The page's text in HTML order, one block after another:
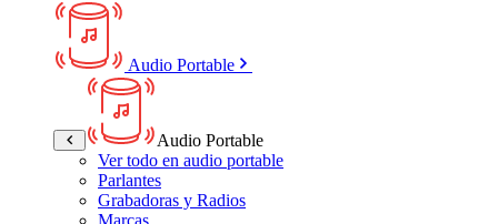
Audio Portable
Audio Portable
Ver todo en audio portable
Parlantes
Grabadoras y Radios
Marcas